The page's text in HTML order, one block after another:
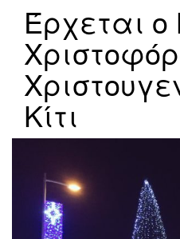
Έρχεται
Κίτι